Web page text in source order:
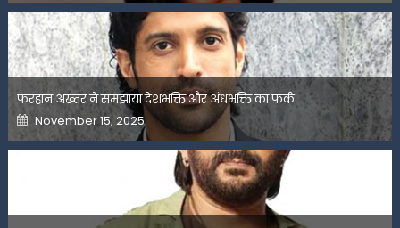
फरहान अख्तर ने समझाया देशभक्ति और अंधभक्ति का फर्क
Posted
on
November 15, 2025